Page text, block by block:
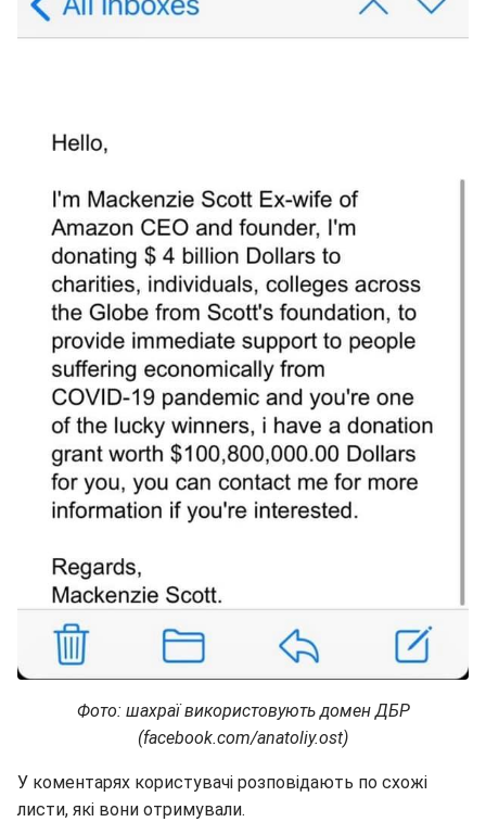
Фото: шахраї використовують домен ДБР
(facebook.com/anatoliy.ost)
У коментарях користувачі розповідають по схожі
листи, які вони отримували.